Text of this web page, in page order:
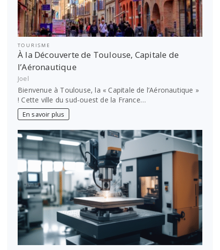
TOURISME
À la Découverte de Toulouse, Capitale de
l’Aéronautique
Joel
Bienvenue à Toulouse, la « Capitale de l’Aéronautique »
! Cette ville du sud-ouest de la France…
En savoir plus